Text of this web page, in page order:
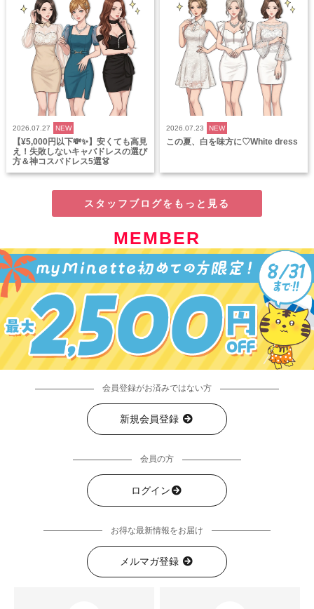
2026.07.27 NEW
【¥5,000円以下💸✨】安くても高見
え！失敗しないキャバドレスの選び
方＆神コスパドレス5選👗
2026.07.23 NEW
この夏、白を味方に♡White dress
スタッフブログをもっと見る
MEMBER
会員登録がお済みではない方
新規会員登録
会員の方
ログイン
お得な最新情報をお届け
メルマガ登録